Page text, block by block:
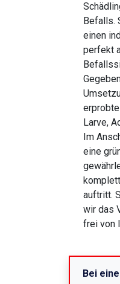
Befalls.
einen
perfekt
Larve,
Im
eine
auftritt.
wir das
frei von
Bei